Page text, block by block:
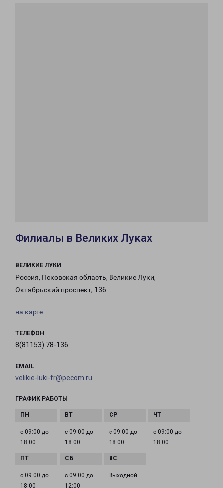
Филиалы в Великих Луках
ВЕЛИКИЕ ЛУКИ
Россия, Псковская область, Великие Луки,
Октябрьский проспект, 136
на карте
ТЕЛЕФОН
8(81153) 78-136
EMAIL
velikie-luki-fr@pecom.ru
ГРАФИК РАБОТЫ
с 09:00 до
18:00
с 09:00 до
18:00
с 09:00 до
18:00
с 09:00 до
18:00
с 09:00 до
18:00
с 09:00 до
12:00
Выходной